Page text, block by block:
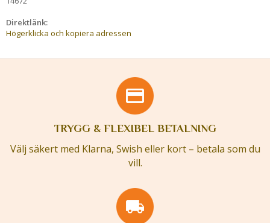
Direktlänk:
Högerklicka och kopiera adressen
TRYGG & FLEXIBEL BETALNING
Välj säkert med Klarna, Swish eller kort – betala som du
vill.